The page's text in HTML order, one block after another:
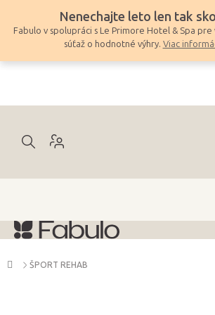
obsah
Nenechajte leto len tak
Fabulo v spolupráci s Le Primore Hotel & Spa
súťaž o hodnotné výhry. Viac
Domov
ŠPORT REHAB